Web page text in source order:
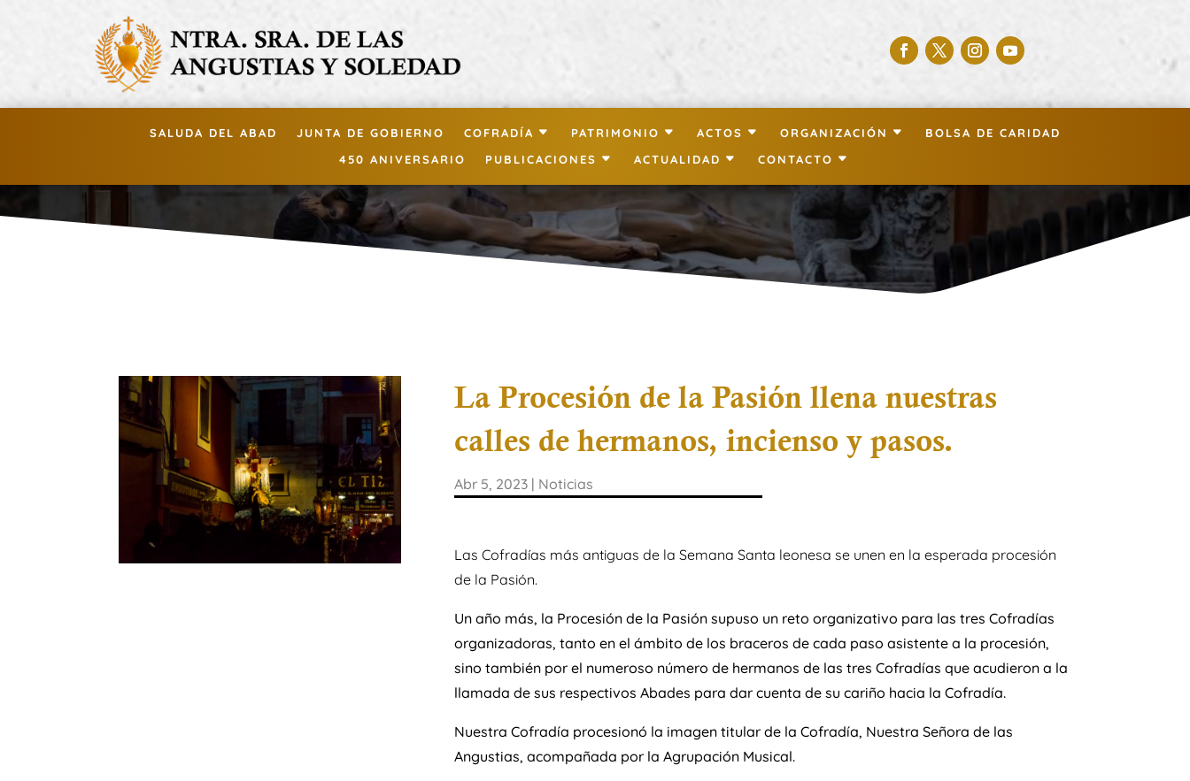
SALUDA DEL ABAD JUNTA DE GOBIERNO COFRADÍA PATRIMONIO ACTOS ORGANIZACIÓN
BOLSA DE CARIDAD
450 ANIVERSARIO
PUBLICACIONES ACTUALIDAD CONTACTO
La Procesión de la Pasión llena nuestras
calles de hermanos, incienso y pasos.
Abr 5, 2023| Noticias
Las Cofradías más antiguas de la Semana Santa leonesa se unen en la esperada procesión
de la Pasión.
Un año más, la Procesión de la Pasión supuso un reto organizativo para las tres Cofradías
organizadoras, tanto en el ámbito de los braceros de cada paso asistente a la procesión,
sino también por el numeroso número de hermanos de las tres Cofradías que acudieron a la
llamada de sus respectivos Abades para dar cuenta de su cariño hacia la Cofradía.
Nuestra Cofradía procesionó la imagen titular de la Cofradía, Nuestra Señora de las
Angustias, acompañada por la Agrupación Musical.